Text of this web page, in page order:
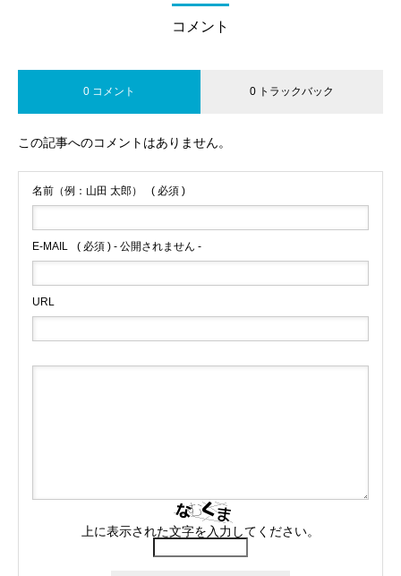
コメント
0 コメント 0 トラックバック
この記事へのコメントはありません。
名前（例：山田 太郎） ( 必須 )
E-MAIL ( 必須 ) - 公開されません -
URL
上に表示された文字を入力してください。